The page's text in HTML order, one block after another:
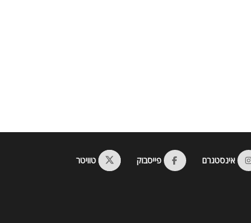
אינסטגרם פייסבוק טוויטר